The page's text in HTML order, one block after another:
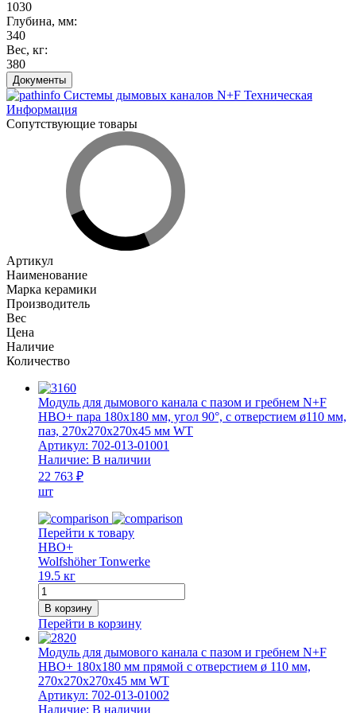
1030
Глубина, мм:
340
Вес, кг:
380
Документы
Системы дымовых каналов N+F Техническая
Информация
Сопутствующие товары
Артикул
Наименование
Марка керамики
Производитель
Вес
Цена
Наличие
Количество
Модуль для дымового канала с пазом и гребнем N+F
HBO+ пара 180x180 мм, угол 90°, с отверстием ø110 мм,
паз, 270x270x270x45 мм WT
Артикул: 702-013-01001
Наличие: В наличии
22 763 ₽
шт
Перейти к товару
HBO+
Wolfshöher Tonwerke
19.5 кг
Количество
товара
Модуль
для
дымового
канала
с
пазом
и
В корзину
Перейти в корзину
Модуль для дымового канала с пазом и гребнем N+F
HBO+ 180x180 мм прямой с отверстием ø 110 мм,
270х270х270х45 мм WT
Артикул: 702-013-01002
Наличие: В наличии